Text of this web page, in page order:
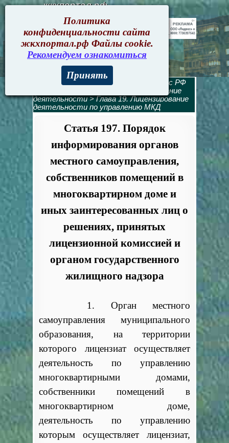
жкхпортал.рф
Жилищный кодекс
Жилищный кодекс РФ
Раздел 10. Лицензирование
деятельности>Глава 19. Лицензирование
деятельности по управлению МКД
Статья 197. Порядок
информирования органов
местного самоуправления,
собственников помещений в
многоквартирном доме и
иных заинтересованных лиц о
решениях, принятых
лицензионной комиссией и
органом государственного
жилищного надзора
1. Орган местного
самоуправления муниципального
образования, на территории
которого лицензиат осуществляет
деятельность по управлению
многоквартирными домами,
собственники помещений в
многоквартирном доме,
деятельность по управлению
которым осуществляет лицензиат,
Политика
конфиденциальности сайта
жкхпортал.рф Файлы cookie.
Рекомендуем ознакомиться
Принять